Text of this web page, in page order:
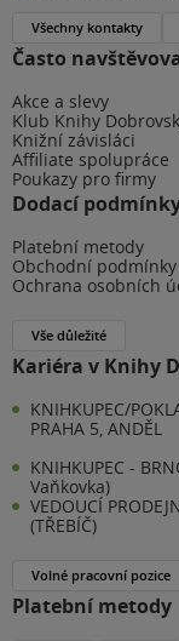
Často
Akce a slevy
Klub Knihy
Knižní závisláci
Affiliate spolupráce
Poukazy pro firmy
Dodací
Platební metody
Obchodní podmínky
Ochrana osobních
Vše důležité
Kariéra v Knihy
KNIHKUPEC/
PRAHA 5, ANDĚL
KNIHKUPEC -
Vaňkovka)
VEDOUCÍ
(TŘEBÍČ)
Volné pracovní pozice
Platební metody
Všechny kontakty